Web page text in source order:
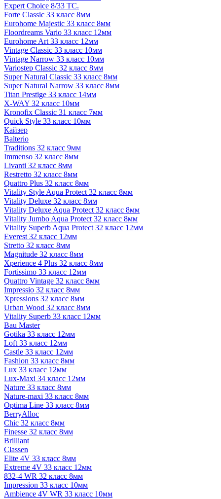
Expert Choice 8/33 TC.
Forte Classic 33 класс 8мм
Eurohome Majestic 33 класс 8мм
Floordreams Vario 33 класс 12мм
Eurohome Art 33 класс 12мм
Vintage Classic 33 класс 10мм
Vintage Narrow 33 класс 10мм
Variostep Classic 32 класс 8мм
Super Natural Classic 33 класс 8мм
Super Natural Narrow 33 класс 8мм
Titan Prestige 33 класс 14мм
X-WAY 32 класс 10мм
Kronofix Classic 31 класс 7мм
Quick Style 33 класс 10мм
Кайзер
Balterio
Traditions 32 класс 9мм
Immenso 32 класс 8мм
Livanti 32 класс 8мм
Restretto 32 класс 8мм
Quattro Plus 32 класс 8мм
Vitality Style Aqua Protect 32 класс 8мм
Vitality Deluxe 32 класс 8мм
Vitality Deluxe Aqua Protect 32 класс 8мм
Vitality Jumbo Aqua Protect 32 класс 8мм
Vitality Superb Aqua Protect 32 класс 12мм
Everest 32 класс 12мм
Stretto 32 класс 8мм
Magnitude 32 класс 8мм
Xperience 4 Plus 32 класс 8мм
Fortissimo 33 класс 12мм
Quattro Vintage 32 класс 8мм
Impressio 32 класс 8мм
Xpressions 32 класс 8мм
Urban Wood 32 класс 8мм
Vitality Superb 33 класс 12мм
Bau Master
Gotika 33 класс 12мм
Loft 33 класс 12мм
Castle 33 класс 12мм
Fashion 33 класс 8мм
Lux 33 класс 12мм
Lux-Maxi 34 класс 12мм
Nature 33 класс 8мм
Nature-maxi 33 класс 8мм
Optima Line 33 класс 8мм
BerryAlloc
Chic 32 класс 8мм
Finesse 32 класс 8мм
Brilliant
Classen
Elite 4V 33 класс 8мм
Extreme 4V 33 класс 12мм
832-4 WR 32 класс 8мм
Impression 33 класс 10мм
Ambience 4V WR 33 класс 10мм